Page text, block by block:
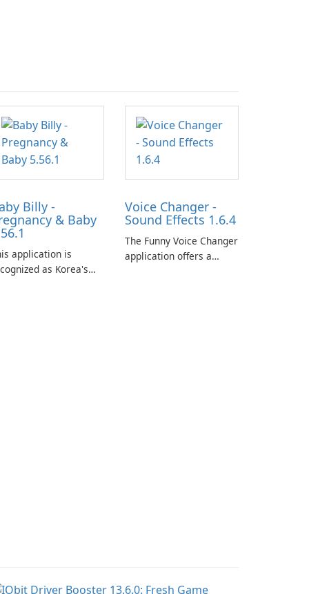
Billy -
& Baby
application is
as Korea's
Voice Changer -
Sound Effects 1.6.4
The Funny Voice Changer
application offers a